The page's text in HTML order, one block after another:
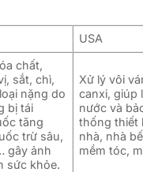
USA
chất,
sắt, chì,
nặng do
bị tái
tăng
trừ sâu,
gây ảnh
sức khỏe.
Xử lý vôi
canxi, giúp
nước và
thống thiết
nhà, nhà
mềm tóc,